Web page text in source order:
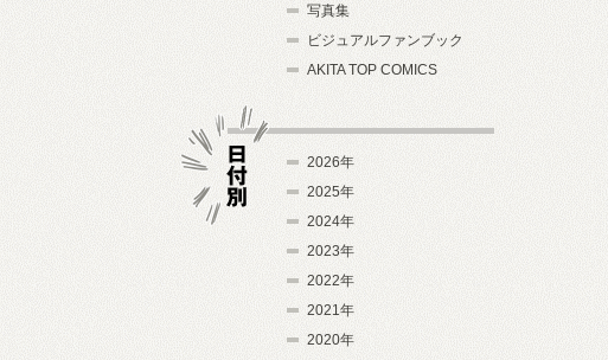
写真集
ビジュアルファンブック
AKITA TOP COMICS
2026年
2025年
2024年
2023年
2022年
2021年
2020年